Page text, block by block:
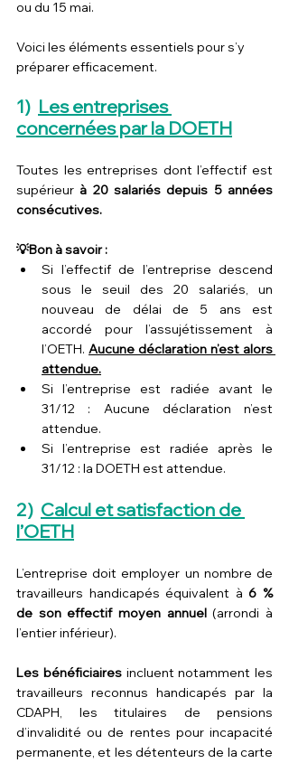
ou du 15 mai.
Voici les éléments essentiels pour s’y
préparer efficacement.
1) Les entreprises
concernées par la DOETH
Toutes les entreprises dont l’effectif est
supérieur à 20 salariés depuis 5 années
consécutives.
💡Bon à savoir :
Si l’effectif de l’entreprise descend
sous le seuil des 20 salariés, un
nouveau de délai de 5 ans est
accordé pour l’assujétissement à
l’OETH. Aucune déclaration n’est alors
attendue.
Si l’entreprise est radiée avant le
31/12 : Aucune déclaration n’est
attendue.
Si l’entreprise est radiée après le
31/12 : la DOETH est attendue.
2) Calcul et satisfaction de
l’OETH
L’entreprise doit employer un nombre de
travailleurs handicapés équivalent à 6 %
de son effectif moyen annuel (arrondi à
l’entier inférieur).
Les bénéficiaires incluent notamment les
travailleurs reconnus handicapés par la
CDAPH, les titulaires de pensions
d’invalidité ou de rentes pour incapacité
permanente, et les détenteurs de la carte